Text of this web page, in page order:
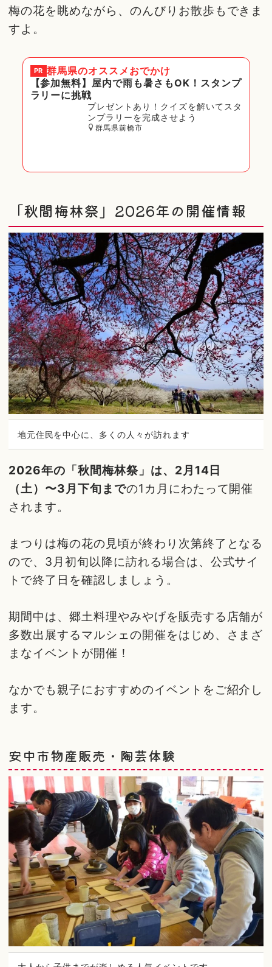
梅の花を眺めながら、のんびりお散歩もできま
すよ。
PR 群馬県のオススメおでかけ
【参加無料】屋内で雨も暑さもOK！スタンプ
ラリーに挑戦
プレゼントあり！クイズを解いてスタ
ンプラリーを完成させよう
群馬県前橋市
「秋間梅林祭」2026年の開催情報
地元住民を中心に、多くの人々が訪れます
2026年の「秋間梅林祭」は、2月14日
（土）〜3月下旬までの1カ月にわたって開催
されます。
まつりは梅の花の見頃が終わり次第終了となる
ので、3月初旬以降に訪れる場合は、公式サイ
トで終了日を確認しましょう。
期間中は、郷土料理やみやげを販売する店舗が
多数出展するマルシェの開催をはじめ、さまざ
まなイベントが開催！
なかでも親子におすすめのイベントをご紹介し
ます。
安中市物産販売・陶芸体験